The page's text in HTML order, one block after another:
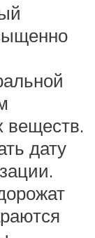
веществ.
дату